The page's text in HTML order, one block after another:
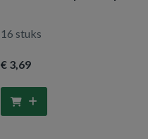
16 stuks
€ 3,69